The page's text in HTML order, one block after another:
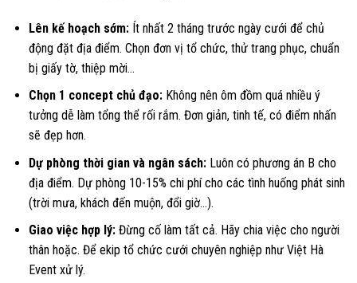
Lên kế hoạch sớm:Ít nhất 2 tháng trước ngày cưới để chủ
động đặt địa điểm. Chọn đơn vị tổ chức, thử trang phục, chuẩn
bị giấy tờ, thiệp mời…
Chọn 1 concept chủ đạo:Không nên ôm đồm quá nhiều ý
tưởng dễ làm tổng thể rối rắm. Đơn giản, tinh tế, có điểm nhấn
sẽ đẹp hơn.
Dự phòng thời gian và ngân sách:Luôn có phương án B cho
địa điểm. Dự phòng 10-15% chi phí cho các tình huống phát sinh
(trời mưa, khách đến muộn, đổi giờ…).
Giao việc hợp lý:Đừng cố làm tất cả. Hãy chia việc cho người
thân hoặc. Để ekip tổ chức cưới chuyên nghiệp như Việt Hà
Event xử lý.